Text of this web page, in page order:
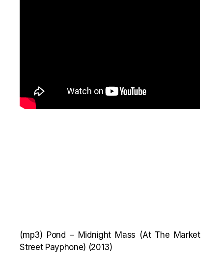
(mp3) Pond – Midnight Mass (At The Market
Street Payphone) (2013)